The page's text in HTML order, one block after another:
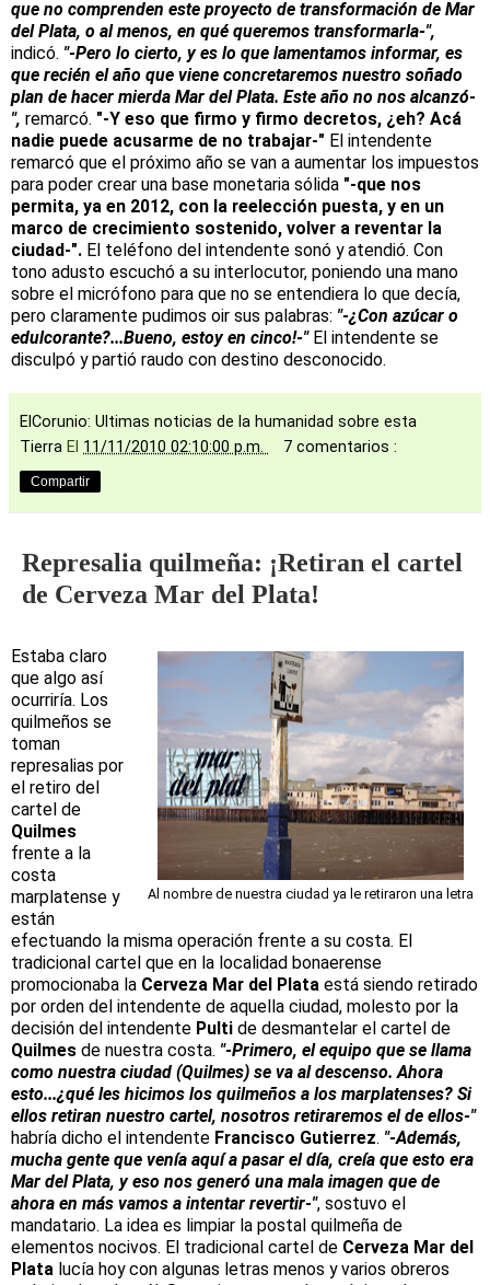
que no comprenden este proyecto de transformación de Mar
del Plata, o al menos, en qué queremos transformarla-",
indicó. "-Pero lo cierto, y es lo que lamentamos informar, es
que recién el año que viene concretaremos nuestro soñado
plan de hacer mierda Mar del Plata. Este año no nos alcanzó-
", remarcó. "-Y eso que firmo y firmo decretos, ¿eh? Acá
nadie puede acusarme de no trabajar-" El intendente
remarcó que el próximo año se van a aumentar los impuestos
para poder crear una base monetaria sólida "-que nos
permita, ya en 2012, con la reelección puesta, y en un
marco de crecimiento sostenido, volver a reventar la
ciudad-". El teléfono del intendente sonó y atendió. Con
tono adusto escuchó a su interlocutor, poniendo una mano
sobre el micrófono para que no se entendiera lo que decía,
pero claramente pudimos oir sus palabras: "-¿Con azúcar o
edulcorante?...Bueno, estoy en cinco!-"El intendente se
disculpó y partió raudo con destino desconocido.
ElCorunio: Ultimas noticias de la humanidad sobre esta
Tierra El 11/11/2010 02:10:00 p.m. 7 comentarios :
Compartir
Represalia quilmeña: ¡Retiran el cartel
de Cerveza Mar del Plata!
Al nombre de nuestra ciudad ya le retiraron una letra
Estaba claro
que algo así
ocurriría. Los
quilmeños se
toman
represalias por
el retiro del
cartel de
Quilmes
frente a la
costa
marplatense y
están
efectuando la misma operación frente a su costa. El
tradicional cartel que en la localidad bonaerense
promocionaba la Cerveza Mar del Plata está siendo retirado
por orden del intendente de aquella ciudad, molesto por la
decisión del intendente Pulti de desmantelar el cartel de
Quilmes de nuestra costa. "-Primero, el equipo que se llama
como nuestra ciudad (Quilmes) se va al descenso. Ahora
esto...¿qué les hicimos los quilmeños a los marplatenses? Si
ellos retiran nuestro cartel, nosotros retiraremos el de ellos-"
habría dicho el intendente Francisco Gutierrez. "-Además,
mucha gente que venía aquí a pasar el día, creía que esto era
Mar del Plata, y eso nos generó una mala imagen que de
ahora en más vamos a intentar revertir-", sostuvo el
mandatario. La idea es limpiar la postal quilmeña de
elementos nocivos. El tradicional cartel de Cerveza Mar del
Plata lucía hoy con algunas letras menos y varios obreros